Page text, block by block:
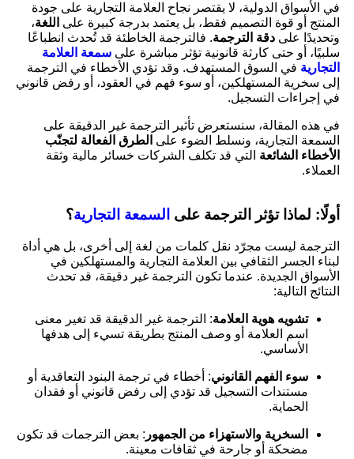
في الأسواق الدولية، لا يقتصر نجاح العلامة التجارية على جودة
المنتج أو قوة التصميم فقط، بل يعتمد بدرجة كبيرة على اللغة،
وتحديدًا على دقة الترجمة. فالترجمة الخاطئة قد تُحدث انطباعًا
سلبيًا، أو حتى كارثة قانونية تؤثر مباشرة على سمعة العلامة
التجارية في السوق المستهدف. وقد تؤدي الأخطاء في الترجمة
إلى سخرية المستهلكين، أو سوء فهم في العقود، أو رفض قانوني
في إجراءات التسجيل.
في هذه المقالة، سنستعرض تأثير الترجمة غير الدقيقة على
السمعة التجارية، ونسلط الضوء على الطرق الفعالة لتجنّب
الأخطاء الشائعة التي قد تكلف الشركات خسائر مالية وثقة
العملاء.
أولًا: لماذا تؤثر الترجمة على السمعة التجارية؟
الترجمة ليست مجرّد نقل كلمات من لغة إلى أخرى، بل هي أداة
لبناء الجسر الثقافي بين العلامة التجارية والمستهلكين في
الأسواق الجديدة. عندما تكون الترجمة غير دقيقة، قد تحدث
النتائج التالية:
تشويه هوية العلامة: الترجمة غير الدقيقة قد تغير معنى
اسم العلامة أو وصف المنتج بطريقة تسيء إلى هدفها
الأساسي.
سوء الفهم القانوني: أخطاء في ترجمة البنود التعاقدية أو
مستندات التسجيل قد تؤدي إلى رفض قانوني أو فقدان
الحماية.
السخرية والاستهزاء من الجمهور : بعض الترجمات قد تكون
مضحكة أو جارحة في ثقافات معينة.